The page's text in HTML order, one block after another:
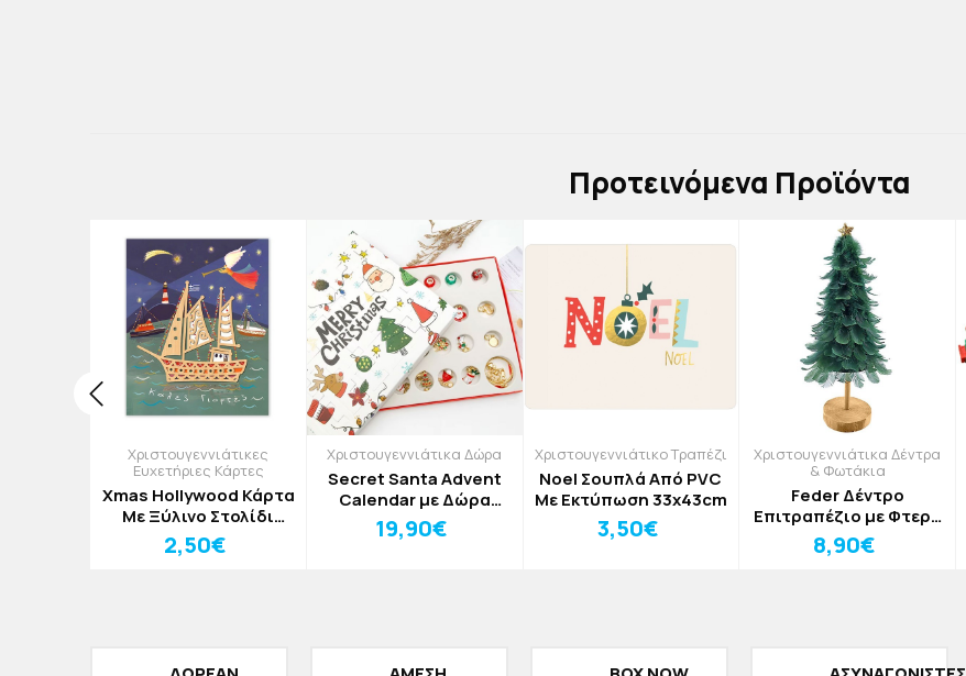
Πρoτεινόμενα Προϊόντα
Χριστουγεννιάτικες
Ευχετήριες Κάρτες
Xmas Hollywood Κάρτα
Mε Ξύλινο Στολίδι
Καραβι
2,50€
Χριστουγεννιάτικα Δώρα
Secret Santa Advent
Calendar με Δώρα
Έκπληξη Merry
Christmas Χρυσό
19,90€
Χριστουγεννιάτικο Τραπέζι
Noel Σουπλά Από PVC
Με Εκτύπωση 33x43cm
3,50€
Χριστουγεννιάτικα Δέντρα
& Φωτάκια
Feder Δέντρο
Επιτραπέζιο με Φτερά
& Πούπουλα Ροζ
33xΔ12cm
8,90€